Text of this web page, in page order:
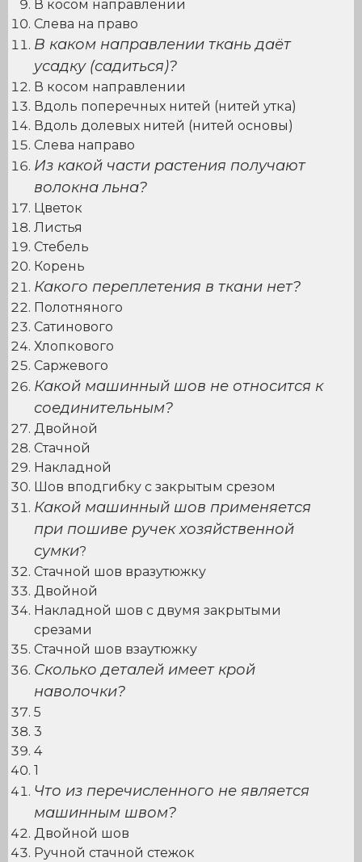
В косом направлении
Слева на право
В каком направлении ткань даёт
усадку (садиться)?
В косом направлении
Вдоль поперечных нитей (нитей утка)
Вдоль долевых нитей (нитей основы)
Слева направо
Из какой части растения получают
волокна льна?
Цветок
Листья
Стебель
Корень
Какого переплетения в ткани нет?
Полотняного
Сатинового
Хлопкового
Саржевого
Какой машинный шов не относится к
соединительным?
Двойной
Стачной
Накладной
Шов вподгибку с закрытым срезом
Какой машинный шов применяется
при пошиве ручек хозяйственной
сумки?
Стачной шов вразутюжку
Двойной
Накладной шов с двумя закрытыми
срезами
Стачной шов взаутюжку
Сколько деталей имеет крой
наволочки?
5
3
4
1
Что из перечисленного не является
машинным швом?
Двойной шов
Ручной стачной стежок